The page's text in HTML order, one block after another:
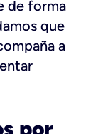
de forma
que
a
por